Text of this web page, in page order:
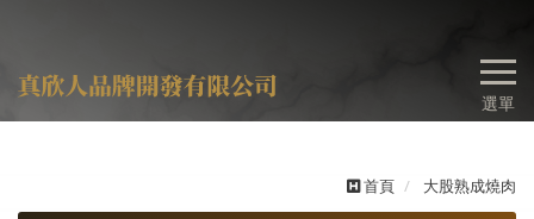
選單
首頁 大股熟成燒肉